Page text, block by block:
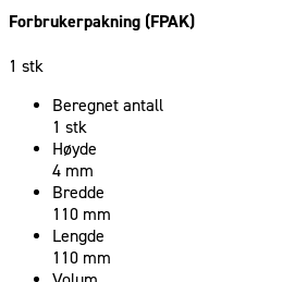
Forbrukerpakning (FPAK)
1 stk
Beregnet antall
1 stk
Høyde
4 mm
Bredde
110 mm
Lengde
110 mm